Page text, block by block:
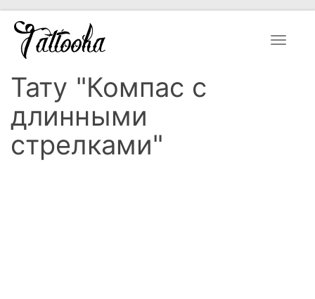
Toggle
Тату "Компас с
длинными
стрелками"